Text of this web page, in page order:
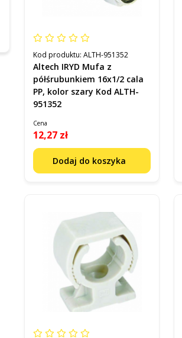
Kod produktu: ALTH-951352
Altech IRYD Mufa z
półśrubunkiem 16x1/2 cala
PP, kolor szary Kod ALTH-
951352
Cena
12,27 zł
Dodaj do koszyka